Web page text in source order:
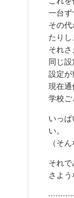
一台
その
たりし
それ
同じ
設定が
現在通
学校ご
いっ
い。
（そ
それ
さよ